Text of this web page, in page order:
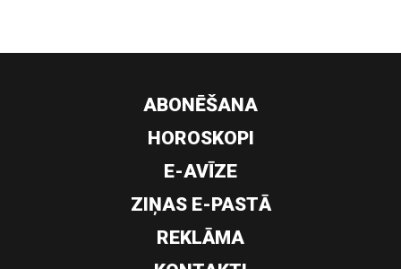
ABONĒŠANA
HOROSKOPI
E-AVĪZE
ZIŅAS E-PASTĀ
REKLĀMA